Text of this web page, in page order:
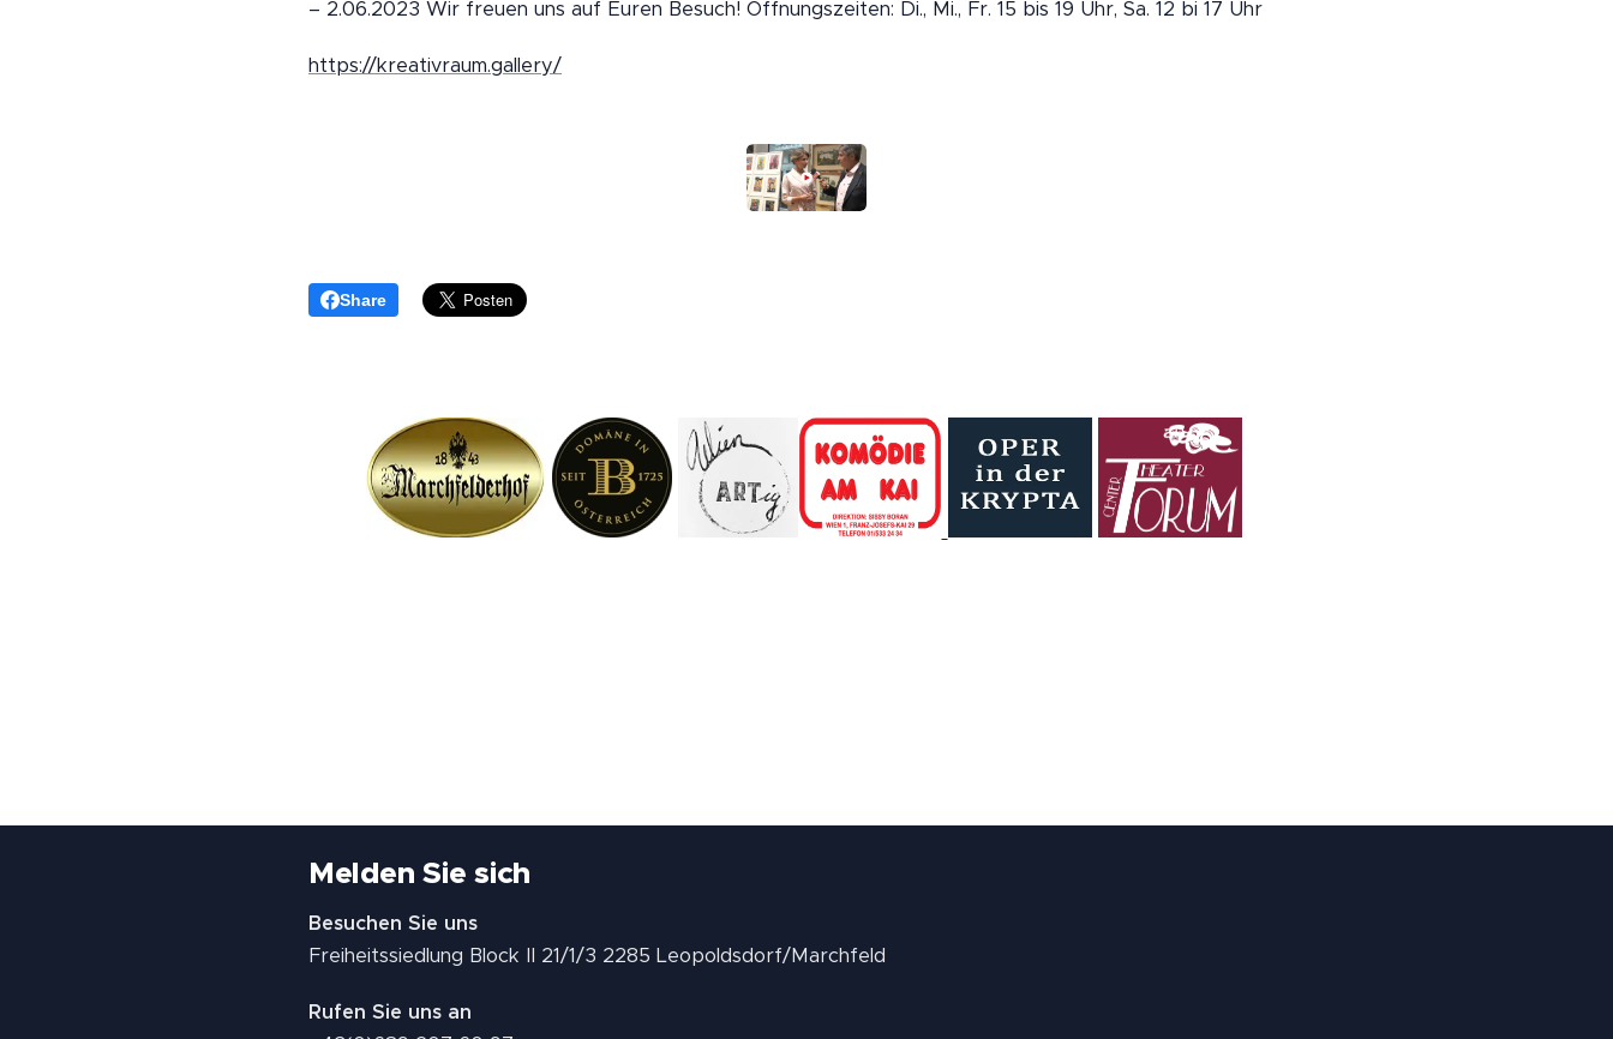
– 2.06.2023 Wir freuen uns auf Euren Besuch! Öffnungszeiten: Di., Mi., Fr. 15 bis 19 Uhr, Sa. 12 bi 17 Uhr
https://kreativraum.gallery/
Share
Melden Sie sich
Besuchen Sie uns
Freiheitssiedlung Block II 21/1/3 2285 Leopoldsdorf/Marchfeld
Rufen Sie uns an